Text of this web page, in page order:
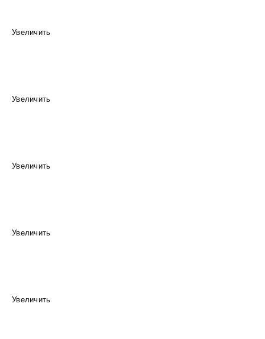
Увеличить
Увеличить
Увеличить
Увеличить
Увеличить